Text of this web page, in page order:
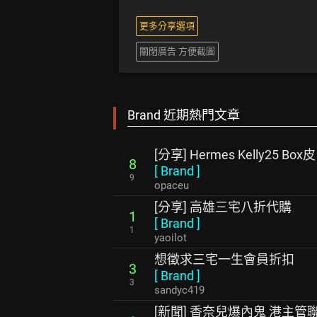
更多分享選項
關閉廣告 方便截圖
Brand 近期熱門文章
8
9
[分享] Hermes Kelly25 Box皮
[ Brand ]
opaceu
1
1
[分享] 高雄三宅八折代購
[ Brand ]
yaoilot
3
3
想徵求三宅一生會員折扣
[ Brand ]
sandyc419
[新聞] 香奈兒爆內鬼 港主管